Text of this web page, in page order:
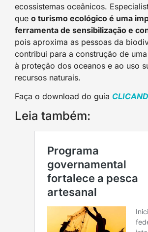
ecossistemas oceânicos.
que o turismo ecológico é uma
ferramenta de sensibilização e
pois aproxima as pessoas da
contribui para a construção de
à proteção dos oceanos e ao uso
recursos naturais.
Faça o download do guia
Leia também: